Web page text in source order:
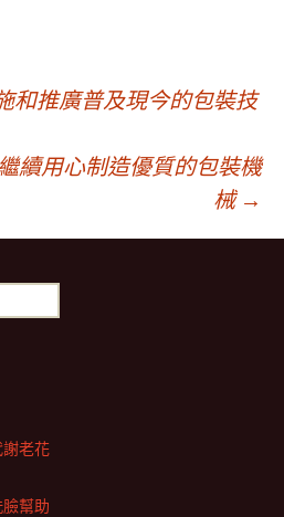
和推廣普及現今的包裝技
續用心制造優質的包裝機
械 →
老花
幫助